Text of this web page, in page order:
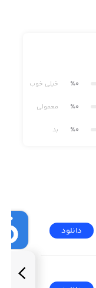
٪0 خیلی خوب
٪0 معمولی
٪0 بد
دانلود